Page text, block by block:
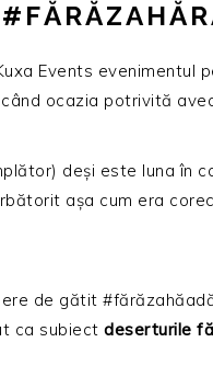
Events evenimentul
ocazia potrivită
deși este luna în
așa cum era
de gătit
ca subiect deserturile